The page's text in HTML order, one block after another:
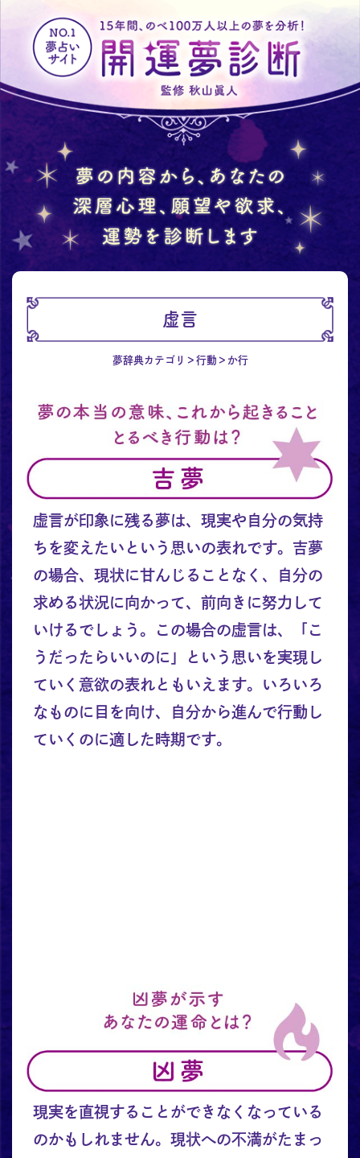
虚言
夢辞典カテゴリ 行動 か行
虚言が印象に残る夢は、現実や自分の気持
ちを変えたいという思いの表れです。吉夢
の場合、現状に甘んじることなく、自分の
求める状況に向かって、前向きに努力して
いけるでしょう。この場合の虚言は、「こ
うだったらいいのに」という思いを実現し
ていく意欲の表れともいえます。いろいろ
なものに目を向け、自分から進んで行動し
ていくのに適した時期です。
現実を直視することができなくなっている
のかもしれません。現状への不満がたまっ